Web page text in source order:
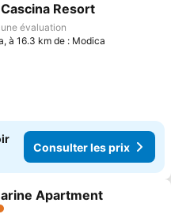
à mes favoris
Resort
évaluation
à 16.3 km de : Modica
Consulter les prix
à mes favoris
Apartment